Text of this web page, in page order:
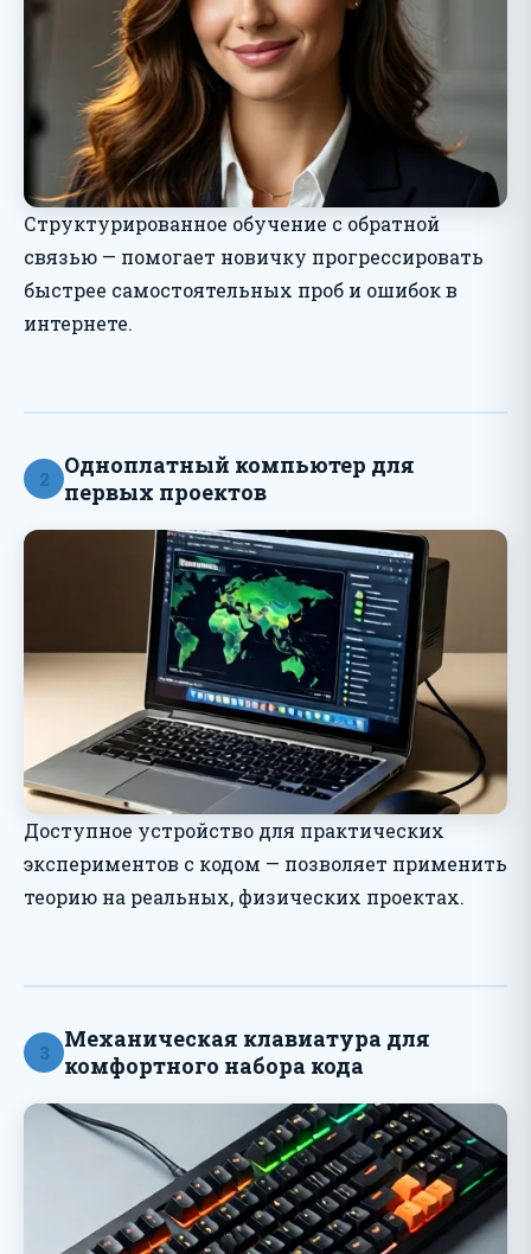
Структурированное обучение с обратной
связью — помогает новичку прогрессировать
быстрее самостоятельных проб и ошибок в
интернете.
2
Одноплатный компьютер для
первых проектов
Доступное устройство для практических
экспериментов с кодом — позволяет применить
теорию на реальных, физических проектах.
3
Механическая клавиатура для
комфортного набора кода